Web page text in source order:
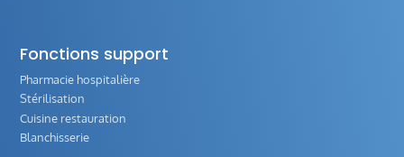
Fonctions support
Pharmacie hospitalière
Stérilisation
Cuisine restauration
Blanchisserie